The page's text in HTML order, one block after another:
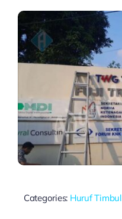
Categories: Huruf Timbul